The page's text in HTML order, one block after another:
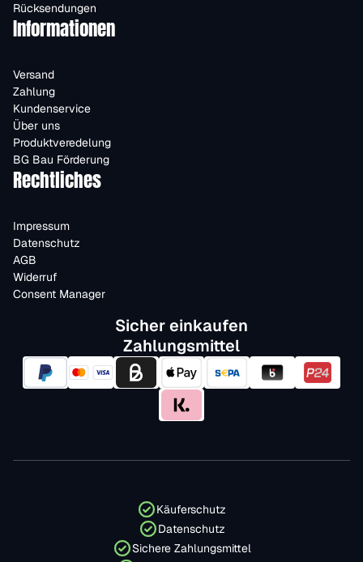
Rücksendungen
Informationen
Versand
Zahlung
Kundenservice
Über uns
Produktveredelung
BG Bau Förderung
Rechtliches
Impressum
Datenschutz
AGB
Widerruf
Consent Manager
Sicher einkaufen
Zahlungsmittel
Käuferschutz
Datenschutz
Sichere Zahlungsmittel